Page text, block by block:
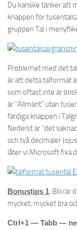
Du kanske tänker att
knappen för
gruppen Tal i
Problemet med det
är att detta talformat
som oftast inte är
är ”Allmänt” utan
färdiga knappen i
Nederst är ”det
och två decimaler
låter vi Microsoft fixa
Bonustips 1: Blir/är
mycket, mycket bra
Ctrl+1 — Tabb —